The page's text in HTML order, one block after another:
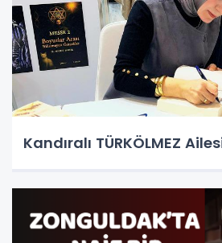
Kandıralı TÜRKÖLMEZ